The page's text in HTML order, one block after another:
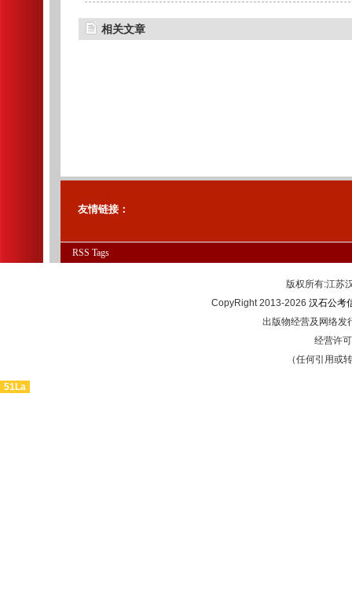
相关文章
友情链接：
RSS Tags
版权所有:江
CopyRight 2013-2026 汉石公考
出版物经营及网络发
经营许
（任何引用或
51La